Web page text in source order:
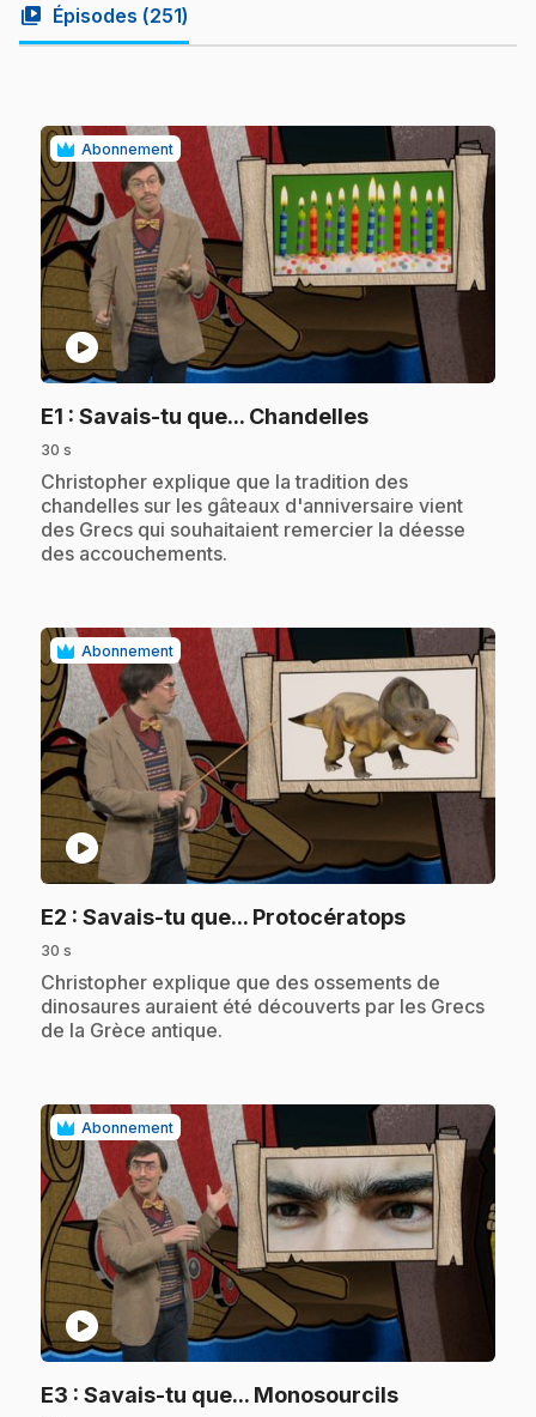
video_library Épisodes (251)
Abonnement
play_circle
E1 : Savais-tu que... Chandelles.
30 s
.Christopher explique que la tradition des
chandelles sur les gâteaux d'anniversaire vient
des Grecs qui souhaitaient remercier la déesse
des accouchements.
Abonnement
play_circle
E2 : Savais-tu que... Protocératops.
30 s
.Christopher explique que des ossements de
dinosaures auraient été découverts par les Grecs
de la Grèce antique.
Abonnement
play_circle
E3 : Savais-tu que... Monosourcils.